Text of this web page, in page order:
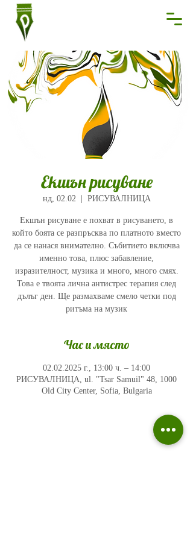
Екшън рисуване
нд, 02.02
  |
РИСУВАЛНИЦА
Екшън рисуване е похват в рисуването, в
който боята се разпръсква по платното вместо
да се нанася внимателно. Събитието включва
именно това, плюс забавление,
изразителност, музика и много, много смях.
Това е твоята лична антистрес терапия след
дълъг ден. Ще размахваме смело четки под
ритъма на музик
Час и място
02.02.2025 г., 13:00 ч. – 14:00
РИСУВАЛНИЦА, ul. "Tsar Samuil" 48, 1000
Old City Center, Sofia, Bulgaria